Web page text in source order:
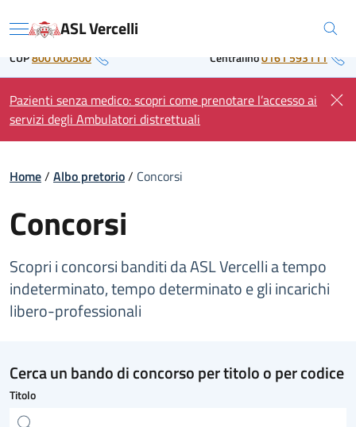
to Regione Piemonte
Menu ASL Vercelli
CUP800 000500 Centralino0161 593111
Pazienti senza medico: scopri come prenotare l’accesso ai
servizi degli Ambulatori distrettuali
Home/ Albo pretorio/ Concorsi
Concorsi
Scopri i concorsi banditi da ASL Vercelli a tempo
indeterminato, tempo determinato e gli incarichi
libero-professionali
Cerca un bando di concorso per titolo o per codice
Titolo